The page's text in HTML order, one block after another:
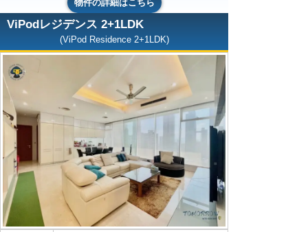
物件の詳細はこちら
ViPodレジデンス 2+1LDK
(ViPod Residence 2+1LDK)